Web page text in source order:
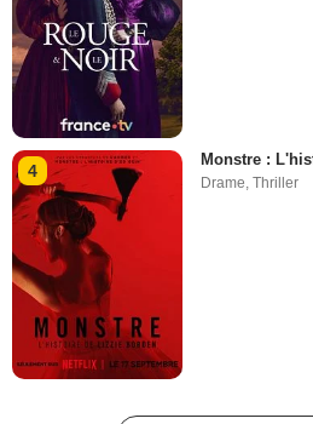
4
Monstre :
Drame,Thriller